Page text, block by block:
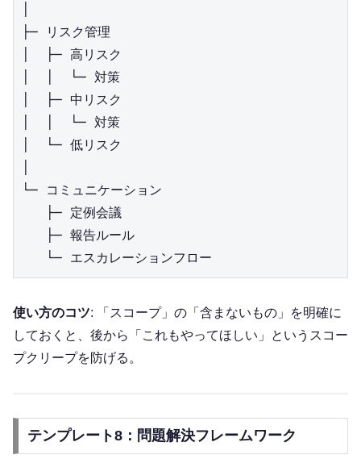
├─ リスク管理
│  ├─ 高リスク
│  │  └─ 対策
│  ├─ 中リスク
│  │  └─ 対策
│  └─ 低リスク
└─ コミュニケーション
   ├─ 定例会議
   ├─ 報告ルール
使い方のコツ: 「スコープ」の「含まないもの」を明確に
しておくと、後から「これもやってほしい」というスコー
プクリープを防げる。
テンプレート8：問題解決フレームワーク